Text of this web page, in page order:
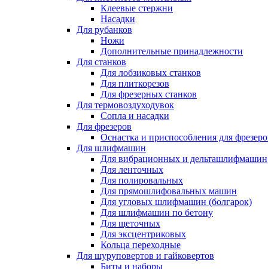
Клеевые стержни
Насадки
Для рубанков
Ножи
Дополнительные принадлежности
Для станков
Для лобзиковых станков
Для плиткорезов
Для фрезерных станков
Для термовоздуходувок
Сопла и насадки
Для фрезеров
Оснастка и приспособления для
Для шлифмашин
Для вибрационных и дельташлифмашин
Для ленточных
Для полировальных
Для прямошлифовальных машин
Для угловых шлифмашин (болгарок)
Для шлифмашин по бетону
Для щеточных
Для эксцентриковых
Кольца переходные
Для шуруповертов и гайковертов
Биты и наборы